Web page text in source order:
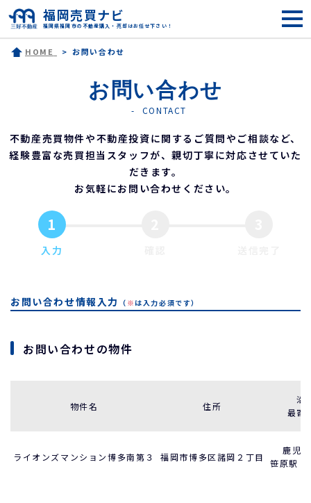
福岡県福岡市の不動産購入・売却はお任せ下さい！
福岡売買ナビ
HOME お問い合わせ
お問い合わせ
CONTACT
不動産売買物件や不動産投資に関するご質問やご相談など、
経験豊富な売買担当スタッフが、親切丁寧に対応させていた
だきます。
お気軽にお問い合わせください。
1
入力
お問い合わせ情報入力 （ ※ は入力必須です）
お問い合わせの物件
物件名 住所
沿
最寄
ライオンズマンション博多南第３ 福岡市博多区諸岡２丁目
鹿児
笹原駅